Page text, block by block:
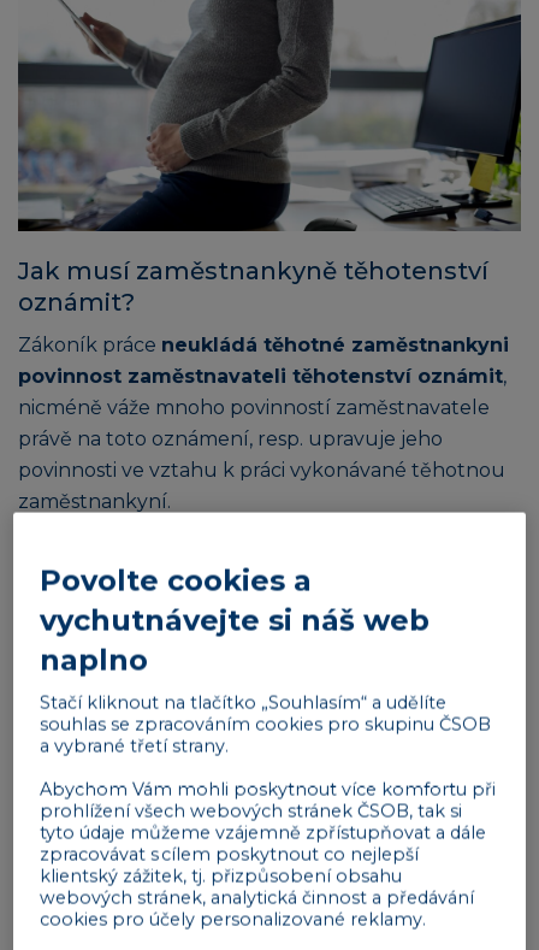
Jak musí zaměstnankyně těhotenství
oznámit?
Zákoník práce neukládá těhotné zaměstnankyni
povinnost zaměstnavateli těhotenství oznámit,
nicméně váže mnoho povinností zaměstnavatele
právě na toto oznámení, resp. upravuje jeho
povinnosti ve vztahu k práci vykonávané těhotnou
zaměstnankyní.
nesmí od zaměstnankyně vyžadovat informace,
které bezprostředně nesouvisejí s vykonávanou
prací, a zákon výslovně zmiňuje právě těhotenství.
Nakonec i rozdílné zacházení s těhotnou
zaměstnankyní se považuje zadiskriminaci
z důvodu pohlaví, na což by si měl dát
Oznámení těhotenství je tak zcela v rukách
zaměstnankyně a vzhledem k její zákonné ochraně
je spíšev zájmu zaměstnankyně ohlásit
zaměstnavateli těhotenství co nejdříve.
Povolte cookies a
vychutnávejte si náš web
naplno
Stačí kliknout na tlačítko „Souhlasím“ a udělíte
souhlas se zpracováním cookies pro skupinu ČSOB
a vybrané třetí strany.
Abychom Vám mohli poskytnout více komfortu při
prohlížení všech webových stránek ČSOB, tak si
tyto údaje můžeme vzájemně zpřístupňovat a dále
zpracovávat s cílem poskytnout co nejlepší
klientský zážitek, tj. přizpůsobení obsahu
webových stránek, analytická činnost a předávání
cookies pro účely personalizované reklamy.